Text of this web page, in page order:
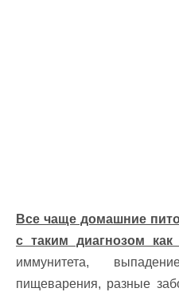
Все чаще домашние
с таким диагнозом как
иммунитета,
пищеварения, разные